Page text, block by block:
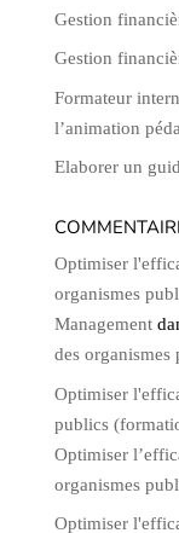
Gestion
Gestion
Formateur
l’animation
Elaborer un
Optimiser
organismes
Management
des
Optimiser
publics
Optimiser
organismes
Optimiser